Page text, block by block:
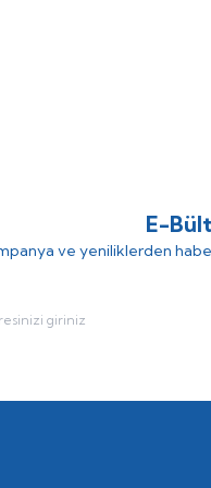
E-
ve yeniliklerden